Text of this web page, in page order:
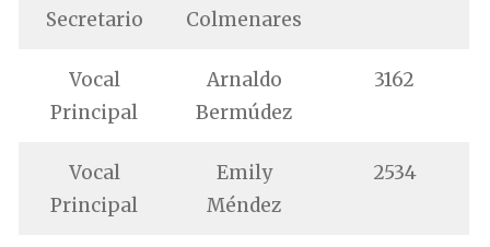
Secretario
Colmenares
Vocal
Principal
Arnaldo
Bermúdez
3162
Vocal
Principal
Emily
Méndez
2534